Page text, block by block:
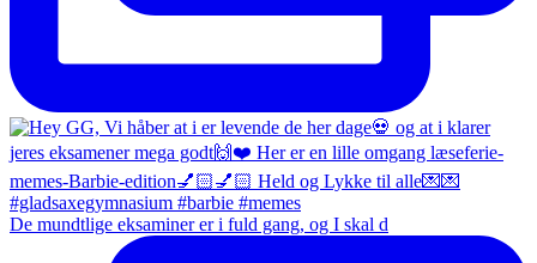
De mundtlige eksaminer er i fuld gang, og I skal d